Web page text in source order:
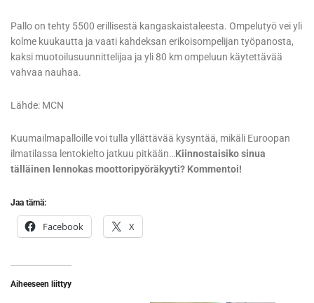
Pallo on tehty 5500 erillisestä kangaskaistaleesta. Ompelutyö vei yli
kolme kuukautta ja vaati kahdeksan erikoisompelijan työpanosta,
kaksi muotoilusuunnittelijaa ja yli 80 km ompeluun käytettävää
vahvaa nauhaa.
Lähde: MCN
Kuumailmapalloille voi tulla yllättävää kysyntää, mikäli Euroopan
ilmatilassa lentokielto jatkuu pitkään…Kiinnostaisiko sinua
tälläinen lennokas moottoripyöräkyyti? Kommentoi!
Jaa tämä:
Facebook X
Aiheeseen liittyy